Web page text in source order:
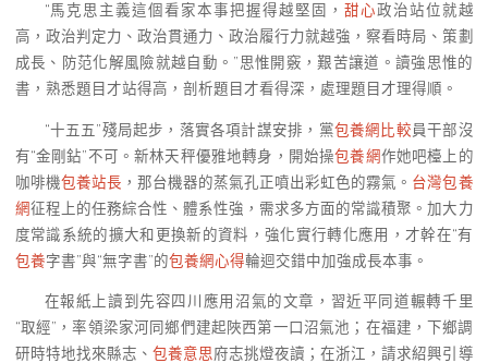
“馬克思主義這個看家本事把握得越堅固， 甜心政治站位就越
高，政治判定力、政治貫通力、政治履行力就越強，察看時局、策劃
成長、防范化解風險就越自動。”思惟開竅，艱苦讓道。讀強思惟的
書，熟悉題目才站得高，剖析題目才看得深，處理題目才理得順。
“十五五”殘局起步，落實各項計謀安排，黨包養網比較員干部沒
有“金剛鉆”不可。新林天秤優雅地轉身，開始操包養網作她吧檯上的
咖啡機包養站長 ，那台機器的蒸氣孔正噴出彩虹色的霧氣。 台灣包養
網征程上的任務綜合性、體系性強，需求多方面的常識積聚。加大力
度常識系統的擴大和更換新的資料，強化實行轉化應用，才幹在“有
包養字書”與“無字書”的包養網心得輪迴交錯中加強成長本事。
在報紙上讀到先容四川應用沼氣的文章，習近平同道輾轉千里
“取經”，率領梁家河同鄉們建起陜西第一口沼氣池；在福建，下鄉調
研時特地找來縣志、 包養意思府志挑燈夜讀；在浙江，請求紹興引導